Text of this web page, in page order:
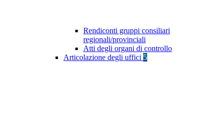
Rendiconti gruppi consiliari
regionali/provinciali
Atti degli organi di controllo
Articolazione degli uffici 5